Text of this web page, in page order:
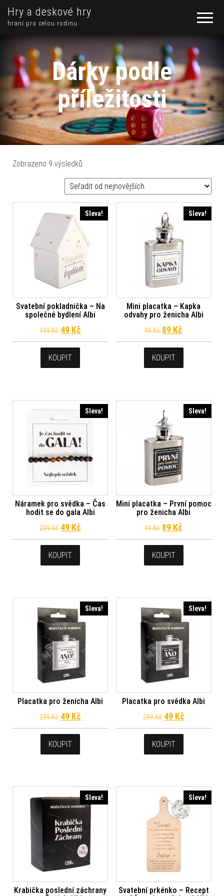
Hry a deskové hry
hraní pro celou rodinu
Dárky podle
příležitosti
Zobrazeno 9 výsledků
Sleva!
Svatební pokladnička – Na
společné bydlení Albi
199Kč Původní cena byla: 199 Kč.
49 Kč Aktuální cena je: 49 Kč.
KOUPIT
Sleva!
Mini placatka – Kapka
odvahy pro ženicha Albi
99Kč Původní cena
89 Kč
KOUPIT
Sleva!
Náramek pro svědka – Čas
hodit se do gala Albi
299Kč Původní cena byla: 299 Kč.
49 Kč Aktuální cena je: 49 Kč.
KOUPIT
Sleva!
Mini placatka – První pomoc
pro ženicha Albi
99Kč Původní cena
89 Kč
KOUPIT
Sleva!
Placatka pro ženicha Albi
299Kč Původní cena byla: 299 Kč.
49 Kč Aktuální cena je: 49 Kč.
KOUPIT
Sleva!
Placatka pro svědka Albi
299Kč Původní cena
49 KčAktuální
KOUPIT
Sleva!
Krabička poslední záchrany
Sleva!
Svatební prkénko – Recept